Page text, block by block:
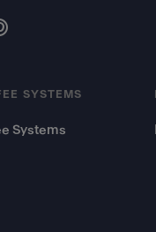
SYSTEMS
Systems